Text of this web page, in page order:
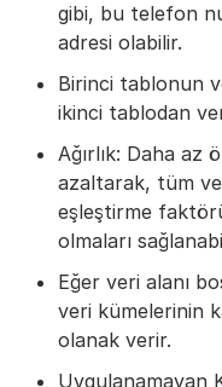
gibi, bu telefon
adresi olabilir.
Birinci tablonun
ikinci tablodan
Ağırlık: Daha az
azaltarak, tüm
eşleştirme
olmaları
Eğer veri alanı
veri kümelerinin
olanak verir.
Uygulanamayan